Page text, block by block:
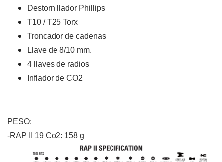
Destornillador Phillips
T10 / T25 Torx
Troncador de cadenas
Llave de 8/10 mm.
4 llaves de radios
Inflador de CO2
PESO:
-RAP II 19 Co2: 158 g